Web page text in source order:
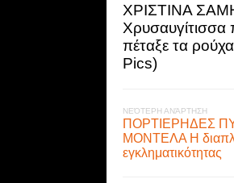
ΧΡΙΣΤΙΝΑ
Χρυσαυγίτισσα
πέταξε τα
Pics)
ΝΕΌΤΕΡΗ ΑΝΆΡΤΗΣΗ
ΠΟΡΤΙΕΡΗΔΕΣ
ΜΟΝΤΕΛΑ Η
εγκληματικότητας